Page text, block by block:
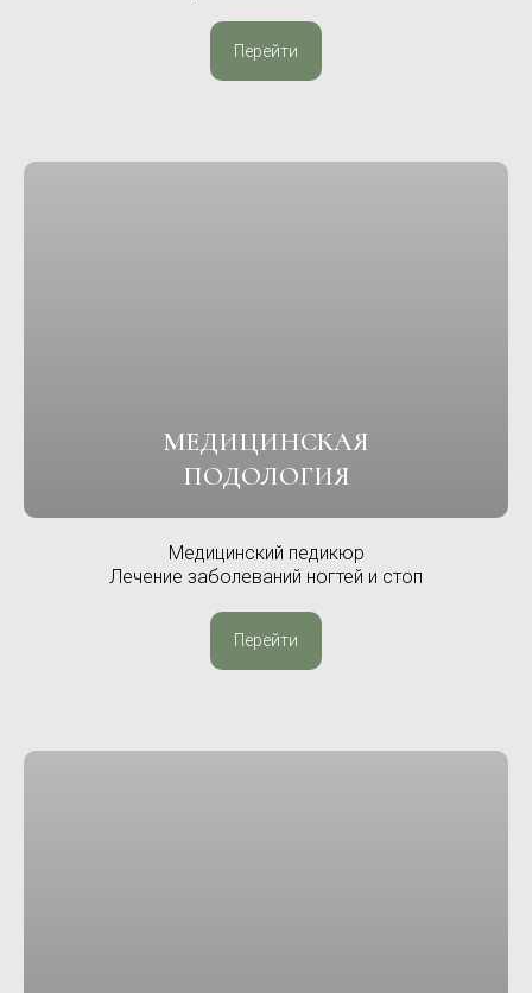
Перейти
МЕДИЦИНСКАЯ
ПОДОЛОГИЯ
Медицинский педикюр
Лечение заболеваний ногтей и стоп
Перейти